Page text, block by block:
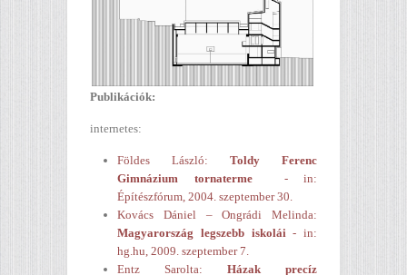
Publikációk:
internetes:
Földes László: Toldy Ferenc
Gimnázium tornaterme- in:
Építészfórum, 2004. szeptember 30.
Kovács Dániel – Ongrádi Melinda:
Magyarország legszebb iskolái - in:
hg.hu, 2009. szeptember 7.
Entz Sarolta: Házak precíz